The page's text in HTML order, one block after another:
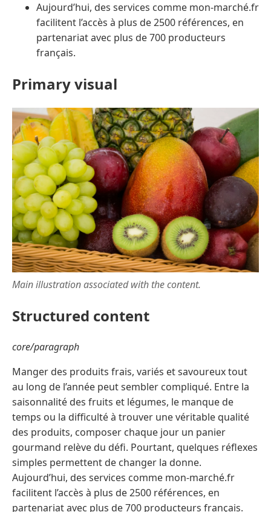
Aujourd’hui, des services comme mon-marché.fr
facilitent l’accès à plus de 2500 références, en
partenariat avec plus de 700 producteurs
français.
Primary visual
Main illustration associated with the content.
Structured content
core/paragraph
Manger des produits frais, variés et savoureux tout
au long de l’année peut sembler compliqué. Entre la
saisonnalité des fruits et légumes, le manque de
temps ou la difficulté à trouver une véritable qualité
des produits, composer chaque jour un panier
gourmand relève du défi. Pourtant, quelques réflexes
simples permettent de changer la donne.
Aujourd’hui, des services comme mon-marché.fr
facilitent l’accès à plus de 2500 références, en
partenariat avec plus de 700 producteurs français.